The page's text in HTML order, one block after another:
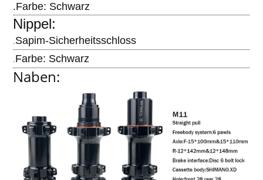
.Farbe: Schwarz
Nippel:
.Sapim-Sicherheitsschloss
.Farbe: Schwarz
Naben: